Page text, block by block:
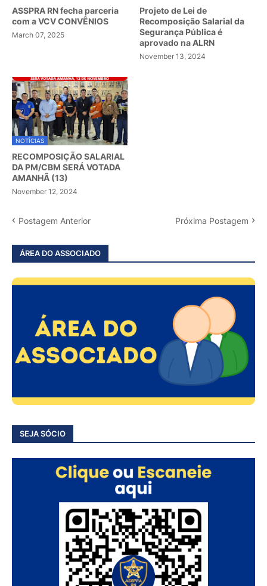
ASSPRA RN fecha parceria
com a VCV CONVÊNIOS
March 07, 2025
Projeto de Lei de
Recomposição Salarial da
Segurança Pública é
aprovado na ALRN
November 13, 2024
NOTÍCIAS
RECOMPOSIÇÃO SALARIAL
DA PM/CBM SERÁ VOTADA
AMANHÃ (13)
November 12, 2024
Postagem Anterior Próxima Postagem
ÁREA DO ASSOCIADO
SEJA SÓCIO